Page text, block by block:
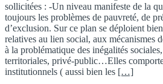
sollicitées : -Un niveau manifeste de la
toujours les problèmes de pauvreté, de
d’exclusion. Sur ce plan se déploient
relatives au lien social, aux mécanismes
à la problématique des inégalités
territoriales, privé-public…Elles
institutionnels ( aussi bien les […]